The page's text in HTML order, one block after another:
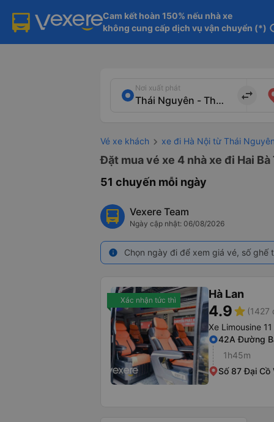
Cam kết hoàn 150% nếu nhà xe
không cung cấp dịch vụ vận chuyển (*)
Nơi xuất phát
import_export
Vé xe khách xe đi Hà Nội từ Thái Nguyên
Đặt mua vé xe 4 nhà xe đi Hai
51 chuyến mỗi ngày
Vexere Team
Ngày cập nhật: 06/08/2026
info Chọn ngày đi để xem giá vé, số
Xác nhận tức thì Hà Lan
4.9star (1427
Xe Limousine
42A Đường
1h45m
Số 87 Đại Cồ